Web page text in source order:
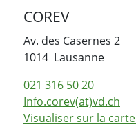
COREV
Av. des Casernes 2
1014 LausanneSuisse
021 316 50 20
Info.corev(at)vd.ch
Visualiser sur la